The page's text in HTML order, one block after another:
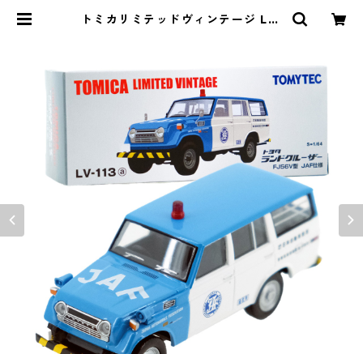
トミカリミテッドヴィンテージ LV-